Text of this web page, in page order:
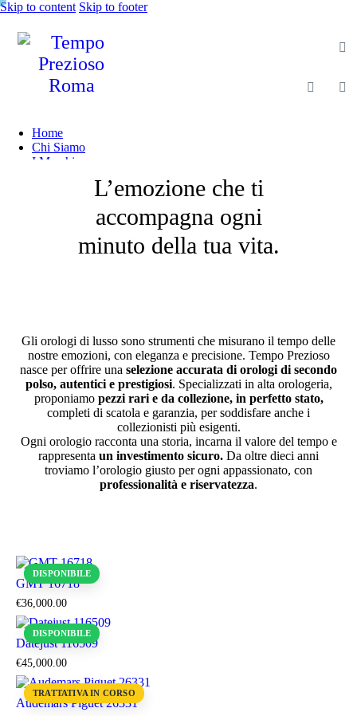
Skip to content Skip to footer
Home
Chi Siamo
I Marchi
L’emozione che ti
accompagna ogni
minuto della tua vita.
Gli orologi di lusso sono strumenti che misurano il tempo delle
nostre emozioni, con eleganza e precisione. Tempo Prezioso
nasce per offrire una selezione accurata di orologi di secondo
polso, autentici e prestigiosi. Specializzati in alta orologeria,
proponiamo pezzi rari e da collezione, in perfetto stato,
completi di scatola e garanzia, per soddisfare anche i
collezionisti più esigenti.
Ogni orologio racconta una storia, incarna il valore del tempo e
rappresenta un investimento sicuro. Da oltre dieci anni
troviamo l’orologio giusto per ogni appassionato, con
professionalità e riservatezza.
DISPONIBILE
GMT 16718
€36,000.00
DISPONIBILE
Datejust 116509
€45,000.00
TRATTATIVA IN CORSO
Audemars Piguet 26331